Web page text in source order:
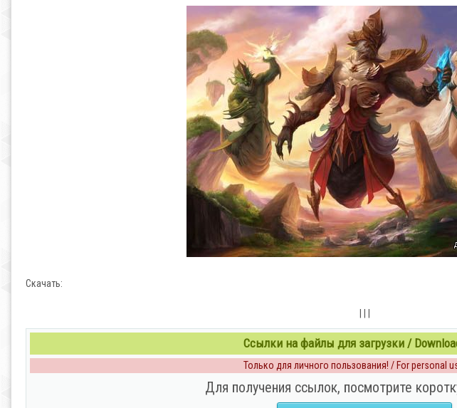
Скачать:
Ссылки на файлы для загрузки /
Только для личного пользования! / For personal
Для получения ссылок, посмотрите